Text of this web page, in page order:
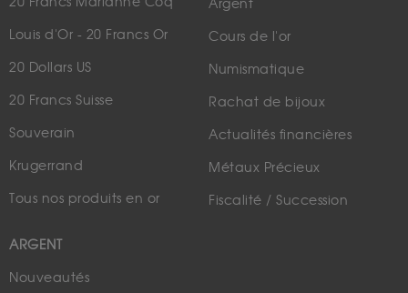
Louis d'Or - 20 Francs Or
20 Dollars US
20 Francs Suisse
Souverain
Krugerrand
Tous nos produits en or
ARGENT
Nouveautés
Argent
Cours de l'or
Numismatique
Rachat de bijoux
Actualités financières
Métaux Précieux
Fiscalité / Succession